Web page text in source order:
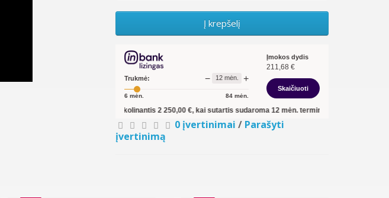
Į krepšelį
Trukmė: − 12mėn. +
6 mėn. 84 mėn.
Įmokos dydis
211,68 €
Skaičiuoti
Pavyzdžiui, skolinantis2 250,00€, kai sutartis sudaroma12mėn. terminui, metinė palūkanų norma –
0 įvertinimai / Parašyti
įvertinimą